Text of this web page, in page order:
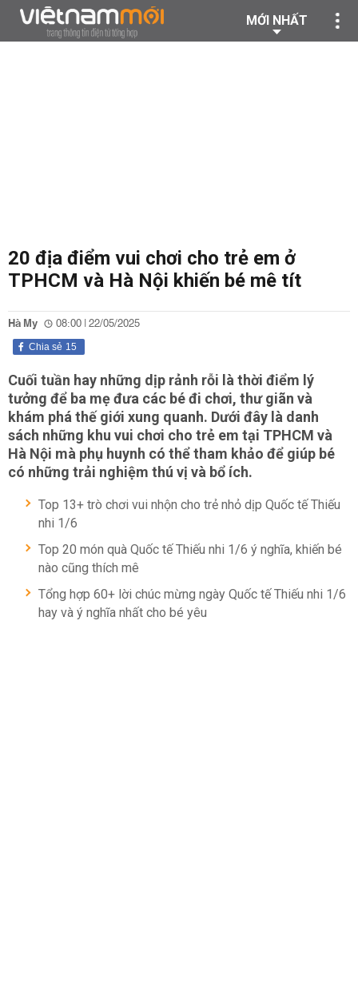
MỚI NHẤT
20 địa điểm vui chơi cho trẻ em ở
TPHCM và Hà Nội khiến bé mê tít
Hà My 08:00 | 22/05/2025
15
Chia sẻ
Cuối tuần hay những dịp rảnh rỗi là thời điểm lý
tưởng để ba mẹ đưa các bé đi chơi, thư giãn và
khám phá thế giới xung quanh. Dưới đây là danh
sách những khu vui chơi cho trẻ em tại TPHCM và
Hà Nội mà phụ huynh có thể tham khảo để giúp bé
có những trải nghiệm thú vị và bổ ích.
Top 13+ trò chơi vui nhộn cho trẻ nhỏ dịp Quốc tế Thiếu
nhi 1/6
Top 20 món quà Quốc tế Thiếu nhi 1/6 ý nghĩa, khiến bé
nào cũng thích mê
Tổng hợp 60+ lời chúc mừng ngày Quốc tế Thiếu nhi 1/6
hay và ý nghĩa nhất cho bé yêu